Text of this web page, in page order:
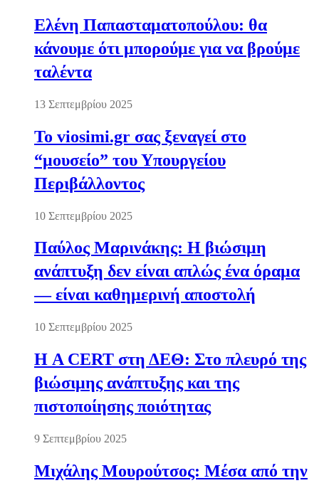
Ελένη Παπασταματοπούλου: θα
κάνουμε ότι μπορούμε για να βρούμε
ταλέντα
13 Σεπτεμβρίου 2025
Το viosimi.gr σας ξεναγεί στο
“μουσείο” του Υπουργείου
Περιβάλλοντος
10 Σεπτεμβρίου 2025
Παύλος Μαρινάκης: Η βιώσιμη
ανάπτυξη δεν είναι απλώς ένα όραμα
— είναι καθημερινή αποστολή
10 Σεπτεμβρίου 2025
Η A CERT στη ΔΕΘ: Στο πλευρό της
βιώσιμης ανάπτυξης και της
πιστοποίησης ποιότητας
9 Σεπτεμβρίου 2025
Μιχάλης Μουρούτσος: Μέσα από την